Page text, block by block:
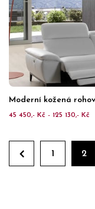
Moderní kožená
45 450,- Kč - 125 130,- Kč
1 2